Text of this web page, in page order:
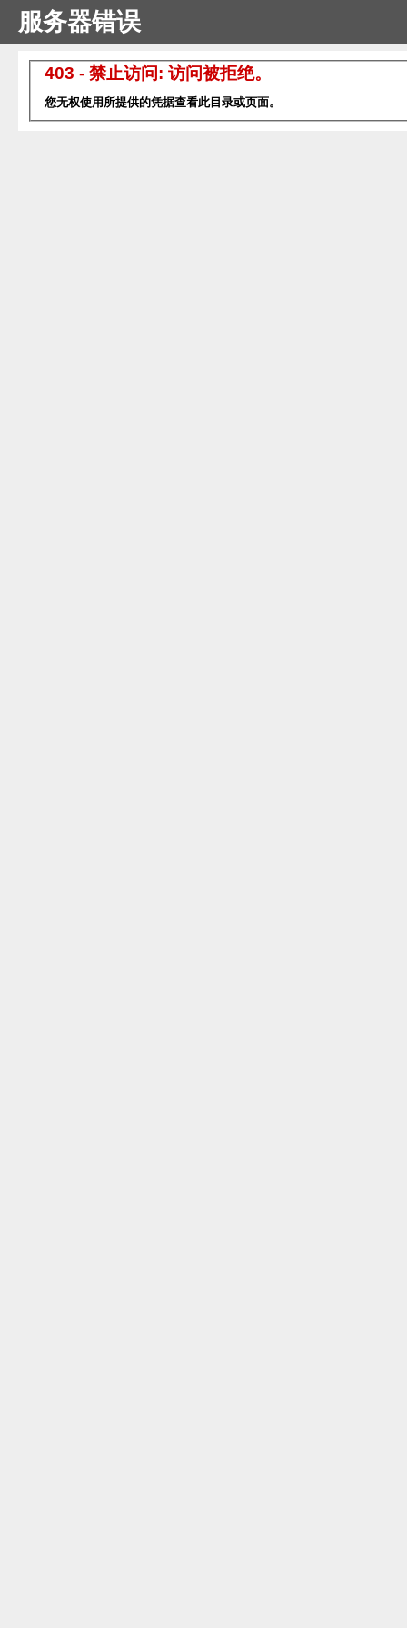
服务器错误
403 - 禁止访问: 访问被拒绝。
您无权使用所提供的凭据查看此目录或页面。